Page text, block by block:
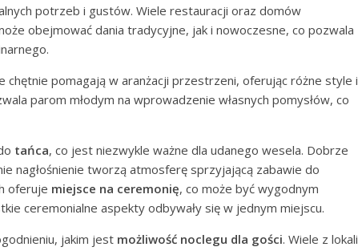
potrzeb i gustów. Wiele restauracji oraz domów
obejmować dania tradycyjne, jak i nowoczesne, co pozwala
chętnie pomagają w aranżacji przestrzeni, oferując różne style i
parom młodym na wprowadzenie własnych pomysłów, co
tańca, co jest niezwykle ważne dla udanego wesela. Dobrze
nagłośnienie tworzą atmosferę sprzyjającą zabawie do
oferuje miejsce na ceremonię, co może być wygodnym
ceremonialne aspekty odbywały się w jednym miejscu.
jakim jest możliwość noclegu dla gości. Wiele z lokali